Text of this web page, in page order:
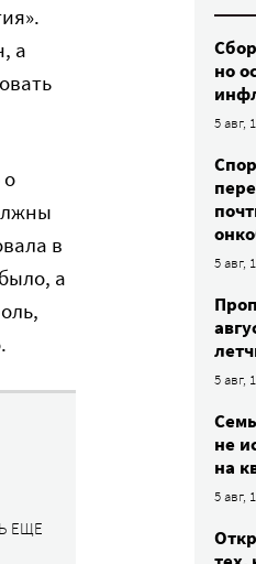
а
в
а
ЕЩЕ
но
5 авг,
5 авг,
5 авг,
не
на
5 авг,